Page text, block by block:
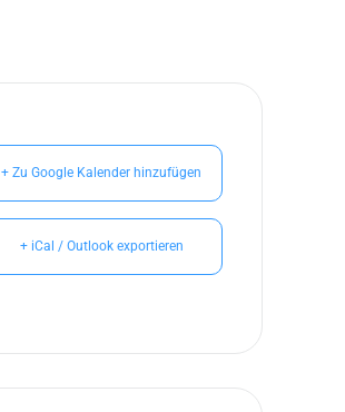
+ Zu Google Kalender hinzufügen
+ iCal / Outlook exportieren